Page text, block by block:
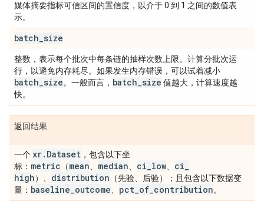
媒体摘要指标可信区间的置信度，以介于 0 到 1 之间的数值表
示。
batch size
整数，表示每个批次中每条链的抽样次数上限。计算分批次运
行，以避免内存耗尽。如果发生内存错误，可以试着减小
batch size。一般而言， batch size 值越大，计算速度越
快。
返回结果
一个 xr. Dataset ，包含以下坐
标： metric （mean median ci low ci
high）、 distribution （先验、后验）；且包含以下数据变
量： baseline outcome pct of contribution。